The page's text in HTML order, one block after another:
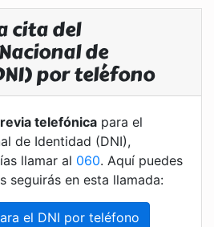
cita del
de
por teléfono
telefónica para el
de Identidad (DNI),
llamar al 060. Aquí puedes
seguirás en esta llamada:
el DNI por teléfono